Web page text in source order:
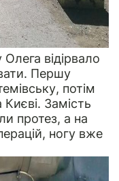
Олега відірвало
Першу
потім
Києві. Замість
протез, а на
ногу вже